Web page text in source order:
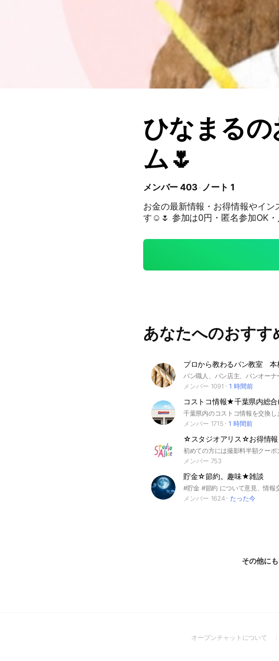
ひなまる
ム🌷
メンバー 403
ノート 1
お金の最新情報・お得情報やイ
す☺️🌷 参加は0円・匿名参加OK
あなたへのおすす
プロから教わるパン教室 本
メンバー 1091
1 時間前
メンバー 1715
1 時間前
☆スタジオアリス☆お得情報
メンバー 753
貯金☆節約。趣味★雑談
メンバー 1624
たった今
その他に
オープンチャットについて